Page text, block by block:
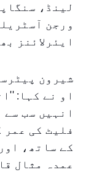
لینڈ،
ورجن
ایئرلائنز
شیرون
او نے کہا:
انہیں سب سے
فلیٹ کی عمر
کے ساتھ،
عمدہ مثال